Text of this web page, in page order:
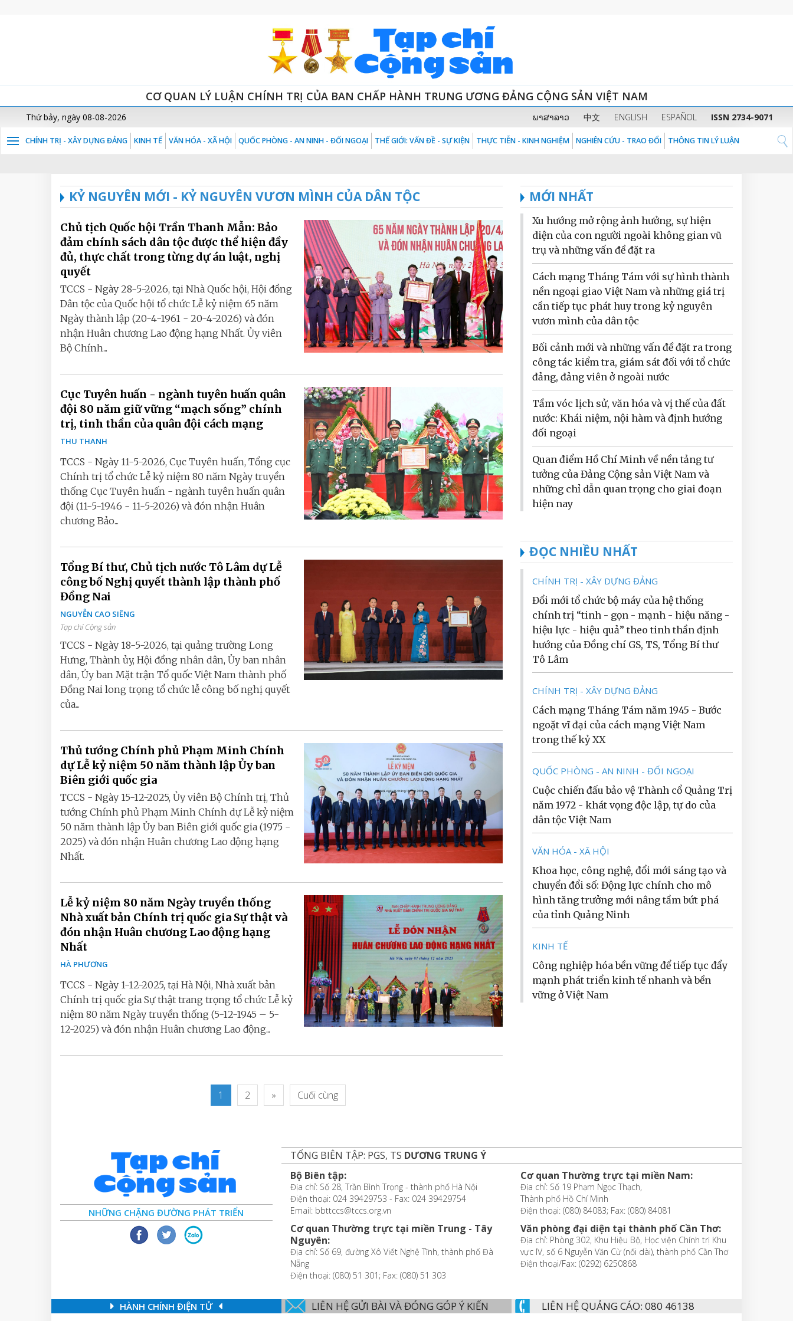
CƠ QUAN LÝ LUẬN CHÍNH TRỊ CỦA BAN CHẤP HÀNH TRUNG ƯƠNG ĐẢNG CỘNG SẢN VIỆT NAM
Thứ bảy, ngày 08-08-2026 ພາສາລາວ 中文 ENGLISH ESPAÑOL ISSN 2734-9071
CHÍNH TRỊ - XÂY DỰNG ĐẢNG KINH TẾ VĂN HÓA - XÃ HỘI QUỐC PHÒNG - AN NINH - ĐỐI NGOẠI THẾ GIỚI: VẤN ĐỀ - SỰ KIỆN THỰC TIỄN - KINH NGHIỆM NGHIÊN CỨU - TRAO ĐỔI THÔNG TIN LÝ LUẬN
KỶ NGUYÊN MỚI - KỶ NGUYÊN VƯƠN MÌNH CỦA DÂN TỘC
Chủ tịch Quốc hội Trần Thanh Mẫn: Bảo
đảm chính sách dân tộc được thể hiện đầy
đủ, thực chất trong từng dự án luật, nghị
quyết
TCCS - Ngày 28-5-2026, tại Nhà Quốc hội, Hội đồng
Dân tộc của Quốc hội tổ chức Lễ kỷ niệm 65 năm
Ngày thành lập (20-4-1961 - 20-4-2026) và đón
nhận Huân chương Lao động hạng Nhất. Ủy viên
Bộ Chính...
Cục Tuyên huấn - ngành tuyên huấn quân
đội 80 năm giữ vững “mạch sống” chính
trị, tinh thần của quân đội cách mạng
THU THANH
TCCS - Ngày 11-5-2026, Cục Tuyên huấn, Tổng cục
Chính trị tổ chức Lễ kỷ niệm 80 năm Ngày truyền
thống Cục Tuyên huấn - ngành tuyên huấn quân
đội (11-5-1946 - 11-5-2026) và đón nhận Huân
chương Bảo...
Tổng Bí thư, Chủ tịch nước Tô Lâm dự Lễ
công bố Nghị quyết thành lập thành phố
Đồng Nai
NGUYỄN CAO SIÊNG
Tạp chí Cộng sản
TCCS - Ngày 18-5-2026, tại quảng trường Long
Hưng, Thành ủy, Hội đồng nhân dân, Ủy ban nhân
dân, Ủy ban Mặt trận Tổ quốc Việt Nam thành phố
Đồng Nai long trọng tổ chức lễ công bố nghị quyết
của...
Thủ tướng Chính phủ Phạm Minh Chính
dự Lễ kỷ niệm 50 năm thành lập Ủy ban
Biên giới quốc gia
TCCS - Ngày 15-12-2025, Ủy viên Bộ Chính trị, Thủ
tướng Chính phủ Phạm Minh Chính dự Lễ kỷ niệm
50 năm thành lập Ủy ban Biên giới quốc gia (1975 -
2025) và đón nhận Huân chương Lao động hạng
Nhất.
Lễ kỷ niệm 80 năm Ngày truyền thống
Nhà xuất bản Chính trị quốc gia Sự thật và
đón nhận Huân chương Lao động hạng
Nhất
HÀ PHƯƠNG
TCCS - Ngày 1-12-2025, tại Hà Nội, Nhà xuất bản
Chính trị quốc gia Sự thật trang trọng tổ chức Lễ kỷ
niệm 80 năm Ngày truyền thống (5-12-1945 – 5-
12-2025) và đón nhận Huân chương Lao động...
1 2 » Cuối cùng
MỚI NHẤT
Xu hướng mở rộng ảnh hưởng, sự hiện
diện của con người ngoài không gian vũ
trụ và những vấn đề đặt ra
Cách mạng Tháng Tám với sự hình thành
nền ngoại giao Việt Nam và những giá trị
cần tiếp tục phát huy trong kỷ nguyên
vươn mình của dân tộc
Bối cảnh mới và những vấn đề đặt ra trong
công tác kiểm tra, giám sát đối với tổ chức
đảng, đảng viên ở ngoài nước
Tầm vóc lịch sử, văn hóa và vị thế của đất
nước: Khái niệm, nội hàm và định hướng
đối ngoại
Quan điểm Hồ Chí Minh về nền tảng tư
tưởng của Đảng Cộng sản Việt Nam và
những chỉ dẫn quan trọng cho giai đoạn
hiện nay
ĐỌC NHIỀU NHẤT
CHÍNH TRỊ - XÂY DỰNG ĐẢNG
Đổi mới tổ chức bộ máy của hệ thống
chính trị “tinh - gọn - mạnh - hiệu năng -
hiệu lực - hiệu quả” theo tinh thần định
hướng của Đồng chí GS, TS, Tổng Bí thư
Tô Lâm
CHÍNH TRỊ - XÂY DỰNG ĐẢNG
Cách mạng Tháng Tám năm 1945 - Bước
ngoặt vĩ đại của cách mạng Việt Nam
trong thế kỷ XX
QUỐC PHÒNG - AN NINH - ĐỐI NGOẠI
Cuộc chiến đấu bảo vệ Thành cổ Quảng Trị
năm 1972 - khát vọng độc lập, tự do của
dân tộc Việt Nam
VĂN HÓA - XÃ HỘI
Khoa học, công nghệ, đổi mới sáng tạo và
chuyển đổi số: Động lực chính cho mô
hình tăng trưởng mới nâng tầm bứt phá
của tỉnh Quảng Ninh
KINH TẾ
Công nghiệp hóa bền vững để tiếp tục đẩy
mạnh phát triển kinh tế nhanh và bền
vững ở Việt Nam
NHỮNG CHẶNG ĐƯỜNG PHÁT TRIỂN
TỔNG BIÊN TẬP: PGS, TS DƯƠNG TRUNG Ý
Bộ Biên tập:
Địa chỉ: Số 28, Trần Bình Trọng - thành phố Hà Nội
Điện thoại: 024 39429753 - Fax: 024 39429754
Email: bbttccs@tccs.org.vn
Cơ quan Thường trực tại miền Trung - Tây
Nguyên:
Địa chỉ: Số 69, đường Xô Viết Nghệ Tĩnh, thành phố Đà
Nẵng
Điện thoại: (080) 51 301; Fax: (080) 51 303
Cơ quan Thường trực tại miền Nam:
Địa chỉ: Số 19 Phạm Ngọc Thạch,
Thành phố Hồ Chí Minh
Điện thoại: (080) 84083; Fax: (080) 84081
Văn phòng đại diện tại thành phố Cần Thơ:
Địa chỉ: Phòng 302, Khu Hiệu Bộ, Học viện Chính trị Khu
vực IV, số 6 Nguyễn Văn Cừ (nối dài), thành phố Cần Thơ
Điện thoại/Fax: (0292) 6250868
HÀNH CHÍNH ĐIỆN TỬ LIÊN HỆ GỬI BÀI VÀ ĐÓNG GÓP Ý KIẾN LIÊN HỆ QUẢNG CÁO: 080 46138